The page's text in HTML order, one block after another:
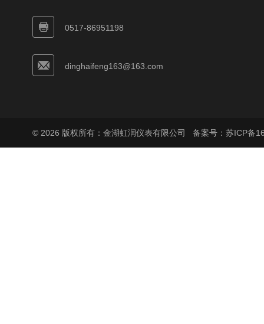
0517-86951198
dinghaifeng163@163.com
© 2026 版权所有：金湖虹润仪表有限公司 备案号：苏ICP备